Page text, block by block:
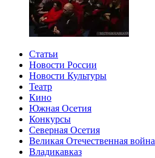
Статьи
Новости России
Новости Культуры
Театр
Кино
Южная Осетия
Конкурсы
Северная Осетия
Великая Отечественная война
Владикавказ